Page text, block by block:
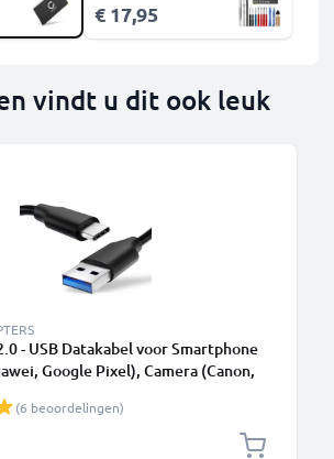
€ 17,95
vindt u dit ook leuk
- USB Datakabel voor Smartphone
Google Pixel), Camera (Canon,
C Stekker
(6 beoordelingen)